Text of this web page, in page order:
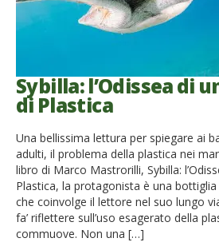
Sybilla: l’Odissea di
di Plastica
Una bellissima lettura per spiegare ai
adulti, il problema della plastica nei
libro di Marco Mastrorilli, Sybilla:
Plastica, la protagonista è una
che coinvolge il lettore nel suo lungo
fa’ riflettere sull’uso esagerato della
commuove. Non una […]